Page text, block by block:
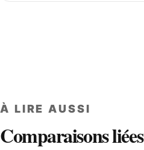
À LIRE AUSSI
Comparaisons liées